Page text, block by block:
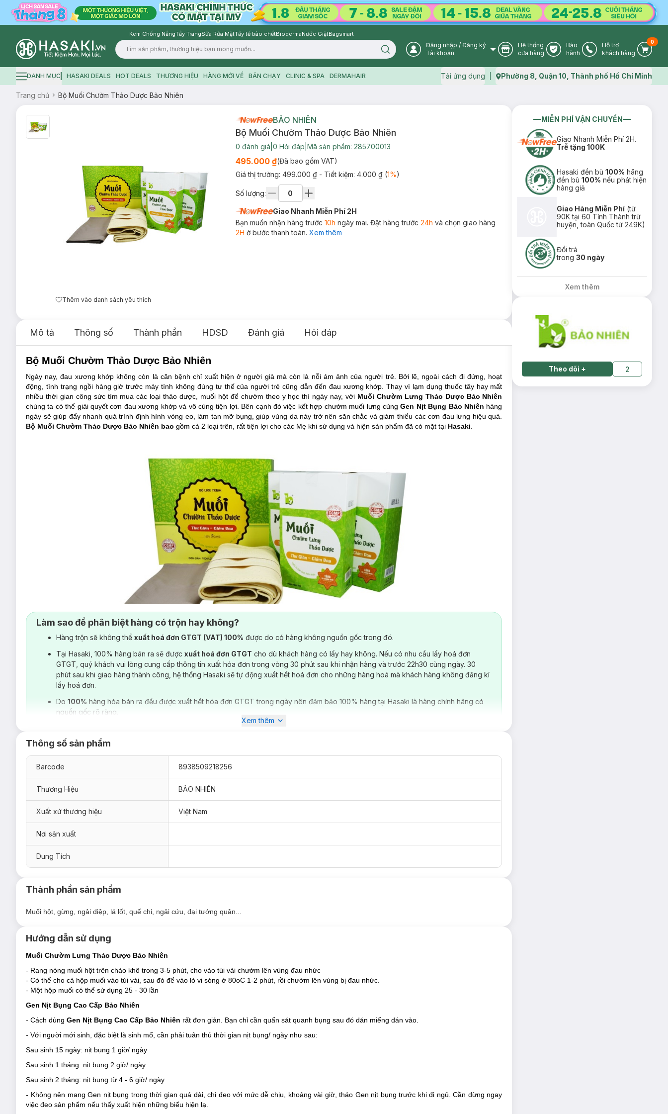
Kem Chống NắngTẩy TrangSữa Rửa MặtTẩy tế bào chếtBiodermaNước GiặtBagsmart
Logo
Search icon User Icon
Đăng nhập / Đăng ký
Tài khoản
Store Icon
Hệ thống
cửa hàng
Warranty Icon
Bảo
hành
Phone Icon
Hỗ trợ
khách hàng
Cart
0
Hamburger icon
DANH MỤC HASAKI DEALS HOT DEALS THƯƠNG HIỆU HÀNG MỚI VỀ BÁN CHẠY CLINIC & SPA DERMAHAIR Tải ứng dụng Map icon
Phường 8, Quận 10, Thành phố Hồ Chí Minh
Trang chủ Bộ Muối Chườm Thảo Dược Bảo Nhiên
Thêm vào danh sách yêu thích
BẢO NHIÊN
Bộ Muối Chườm Thảo Dược Bảo Nhiên
0 đánh giá 0 Hỏi đáp Mã sản phẩm: 285700013
495.000 ₫(Đã bao gồm VAT)
Giá thị trường: 499.000 ₫ - Tiết kiệm: 4.000 ₫(1%)
Số lượng:
Giao Nhanh Miễn Phí 2H
Bạn muốn nhận hàng trước 10h ngày mai. Đặt hàng trước 24h và chọn giao hàng
2H ở bước thanh toán. Xem thêm
Mô tả Thông số Thành phần HDSD Đánh giá Hỏi đáp
Bộ Muối Chườm Thảo Dược Bảo Nhiên
Ngày nay, đau xương khớp không còn là căn bệnh chỉ xuất hiện ở người già mà còn là nỗi ám ảnh của người trẻ. Bởi lẽ, ngoài cách đi đứng, hoạt
động, tình trạng ngồi hàng giờ trước máy tính không đúng tư thế của người trẻ cũng dẫn đến đau xương khớp. Thay vì lạm dụng thuốc tây hay mất
nhiều thời gian công sức tìm mua các loại thảo dược, muối hột để chườm theo y học thì ngày nay, với Muối Chườm Lưng Thảo Dược Bảo Nhiên
chúng ta có thể giải quyết cơn đau xương khớp và vô cùng tiện lợi. Bên cạnh đó việc kết hợp chườm muối lưng cùngGen Nịt Bụng Bảo Nhiên hàng
ngày sẽ giúp đẩy nhanh quá trình định hình vòng eo, làm tan mỡ bụng, giúp vùng da này trở nên săn chắc và giảm thiểu các cơn đau lưng hiệu quả.
Bộ Muối Chườm Thảo Dược Bảo Nhiên bao gồm cả 2 loại trên, rất tiện lợi cho các Mẹ khi sử dụng và hiện sản phẩm đã có mặt tại Hasaki
trở thành nhà sản xuất và cung cấp các sản phẩm chăm sóc sức khỏe và sắc đẹp tại nhà chất lượng, các sản phẩm củaBảo Nhiên luôn được sử
dụng nguyên liệu thiên nhiên, không sử dụng hóa chất, không tác dụng phụ, an toàn và hiệu quả cho mọi người. Đồng thời,Bảo Nhiênsử dụng dây
chuyền khép kín hiện đại để sản xuất sản phẩm tại các nhà máy được công nhận đạt tiêu chuẩn CGMP - Asean của Bộ y tế đầu tiên tại Việt Nam về
sản xuất các sản phẩm dành cho Mẹ bầu, Mẹ sau sinh. Do vậy, Mẹ có thể an tâm khi lựa chọn thương hiệu
Muối Chườm Lưng Thảo Dược Bảo Nhiên
truyền. Nhờ có sự kết hợp của muối hột và các loại thảo dược như Gừng, Ngải Diệp, Lá Lốt, Quế Chi, Ngải Cứu, Đại Tường Quân sẽ nhanh chóng làm
mẹ sau sinh và lưu thống máu huyết cho các chị em đến kỳ kinh nguyệt.
kinh mạch
- Hỗ trợ giảm đau lưng cho các bà mẹ sau sinh nhờ đả thông huyệt đạo
- Giảm đau bụng cho phụ nữ trong thời kì kinh nguyệt mà không lo tác dụng phụ.
Làm sao để phân biệt hàng có trộn hay không?
Hàng trộn sẽ không thể xuất hoá đơn GTGT (VAT) 100% được do có hàng không nguồn gốc trong đó.
Tại Hasaki, 100% hàng bán ra sẽ được xuất hoá đơn GTGT cho dù khách hàng có lấy hay không. Nếu có nhu cầu lấy hoá đơn
GTGT, quý khách vui lòng cung cấp thông tin xuất hóa đơn trong vòng 30 phút sau khi nhận hàng và trước 22h30 cùng ngày. 30
phút sau khi giao hàng thành công, hệ thống Hasaki sẽ tự động xuất hết hoá đơn cho những hàng hoá mà khách hàng không đăng kí
lấy hoá đơn.
Do 100% hàng hóa bán ra đều được xuất hết hóa đơn GTGT trong ngày nên đảm bảo 100% hàng tại Hasaki là hàng chính hãng có
nguồn gốc rõ ràng.
Xem thêm
Thông số sản phẩm
Barcode 8938509218256
Thương Hiệu BẢO NHIÊN
Xuất xứ thương hiệu Việt Nam
Nơi sản xuất
Dung Tích
Thành phần sản phẩm
Muối hột, gừng, ngải diệp, lá lốt, quế chi, ngải cứu, đại tướng quân...
Hướng dẫn sử dụng
Muối Chườm Lưng Thảo Dược Bảo Nhiên
- Rang nóng muối hột trên chảo khô trong 3-5 phút, cho vào túi vải chườm lên vùng đau nhức
- Có thể cho cả hộp muối vào túi vải, sau đó để vào lò vi sóng ở 80oC 1-2 phút, rồi chườm lên vùng bị đau nhức.
- Một hộp muối có thể sử dụng 25 - 30 lần
Gen Nịt Bụng Cao Cấp Bảo Nhiên
- Cách dùng Gen Nịt Bụng Cao Cấp Bảo Nhiên rất đơn giản. Bạn chỉ cần quấn sát quanh bụng sau đó dán miếng dán vào.
- Với người mới sinh, đặc biệt là sinh mổ, cần phải tuân thủ thời gian nịt bụng/ ngày như sau:
Sau sinh 15 ngày: nịt bụng 1 giờ/ ngày
Sau sinh 1 tháng: nịt bụng 2 giờ/ ngày
Sau sinh 2 tháng: nịt bụng từ 4 - 6 giờ/ ngày
- Không nên mang Gen nịt bụng trong thời gian quá dài, chỉ đeo với mức dễ chịu, khoảng vài giờ, tháo Gen nịt bụng trước khi đi ngủ. Cần dừng ngay
việc đeo sản phẩm nếu thấy xuất hiện những biểu hiện lạ.
MIỄN PHÍ VẬN CHUYỂN
Giao Nhanh Miễn Phí 2H.
Trễ tặng 100K
Hasaki đền bù100% hãng
đền bù100% nếu phát hiện
hàng giả
Giao Hàng Miễn Phí (từ
90K tại 60 Tỉnh Thành trừ
huyện, toàn Quốc từ 249K)
Đổi trả
trong30 ngày
Xem thêm
Theo dõi + 2